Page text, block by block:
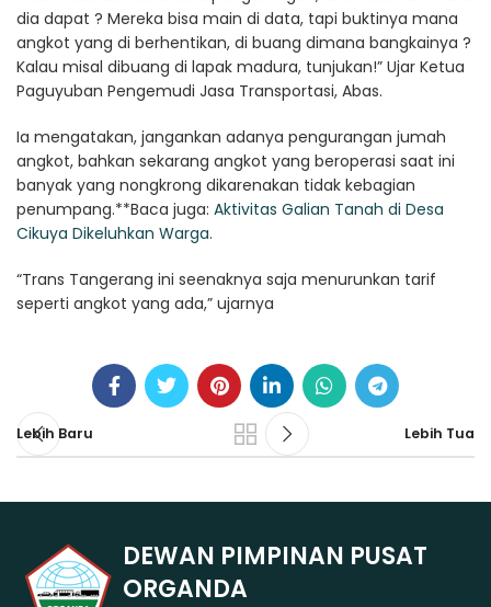
dia dapat ? Mereka bisa main di data, tapi buktinya mana
angkot yang di berhentikan, di buang dimana bangkainya ?
Kalau misal dibuang di lapak madura, tunjukan!” Ujar Ketua
Paguyuban Pengemudi Jasa Transportasi, Abas.
Ia mengatakan, jangankan adanya pengurangan jumah
angkot, bahkan sekarang angkot yang beroperasi saat ini
banyak yang nongkrong dikarenakan tidak kebagian
penumpang.**Baca juga: Aktivitas Galian Tanah di Desa
Cikuya Dikeluhkan Warga.
“Trans Tangerang ini seenaknya saja menurunkan tarif
seperti angkot yang ada,” ujarnya
Lebih Baru Lebih Tua
DEWAN PIMPINAN PUSAT
ORGANDA